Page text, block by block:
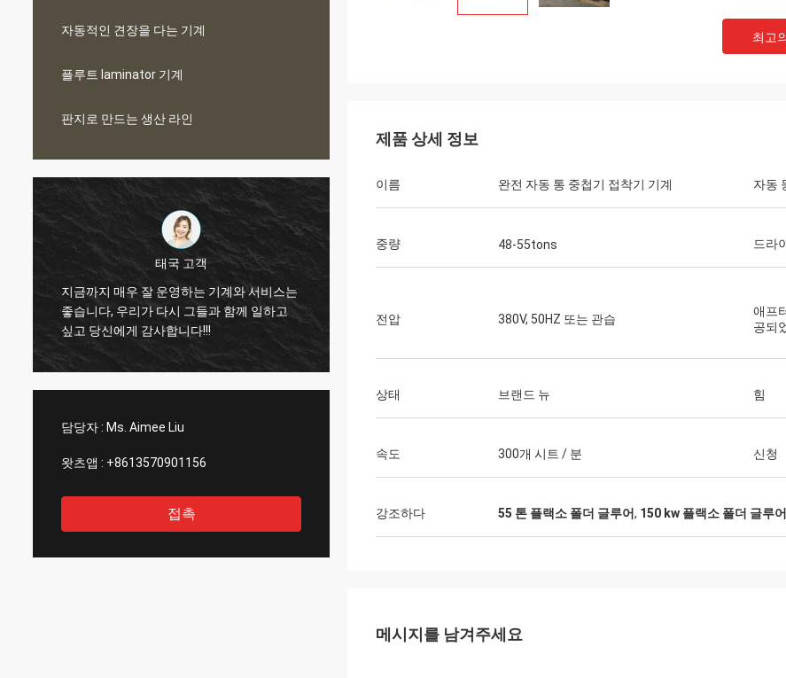
자동적인 견장을 다는 기계
플루트 laminator 기계
판지로 만드는 생산 라인
태국 고객
지금까지 매우 잘 운영하는 기계와 서비스는
좋습니다, 우리가 다시 그들과 함께 일하고
싶고 당신에게 감사합니다!!!
말레이시아 고객
받을 만하고 오랜 기간을 위해 그들과 함께
도 가지고 있지 않습니
적이고 가격은 절약합
담당자 : Ms. Aimee Liu
왓츠앱 : +8613570901156
접촉
최고
제품 상세 정보
이름 완전 자동 통 중첩기 접착기 기계 자동
중량 48-55tons 드라
전압 380V, 50HZ 또는 관습
애프
공되
상태 브랜드 뉴 힘
속도 300개 시트 / 분 신청
강조하다 55 톤 플랙소 폴더 글루어, 150 kw 플랙소 폴더 글루어
메시지를 남겨주세요